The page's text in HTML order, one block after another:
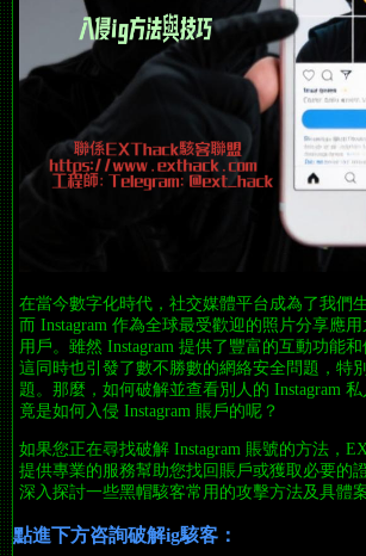
在當今數字化時代，社交媒體平台成為了我們
而 Instagram 作為全球最受歡迎的照片分享應
用戶。雖然 Instagram 提供了豐富的互動功能
這同時也引發了數不勝數的網絡安全問題，特
題。那麼，如何破解並查看別人的 Instagram
竟是如何入侵 Instagram 賬戶的呢？
如果您正在尋找破解 Instagram 賬號的方法，
提供專業的服務幫助您找回賬戶或獲取必要的
深入探討一些黑帽駭客常用的攻擊方法及具體案
點進下方咨詢破解ig駭客：